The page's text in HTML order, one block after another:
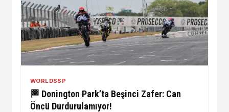
WORLDSSP
🏁 Donington Park’ta Beşinci Zafer: Can
Öncü Durdurulamıyor!